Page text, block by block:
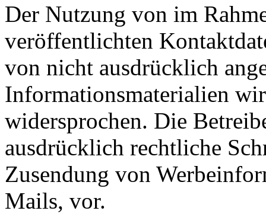
Der Nutzung von im
veröffentlichten
von nicht ausdrücklich
Informationsmaterialien
widersprochen. Die
ausdrücklich rechtliche
Zusendung von
Mails, vor.